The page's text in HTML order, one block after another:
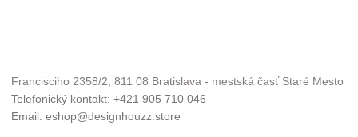
Francisciho 2358/2, 811 08 Bratislava - mestská časť Staré Mesto
Telefonický kontakt: +421 905 710 046
Email: eshop@designhouzz.store